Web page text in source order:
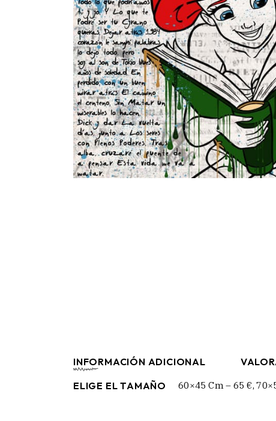
INFORMACIÓN ADICIONAL
ELIGE EL TAMAÑO
60×45 Cm – 65 €,